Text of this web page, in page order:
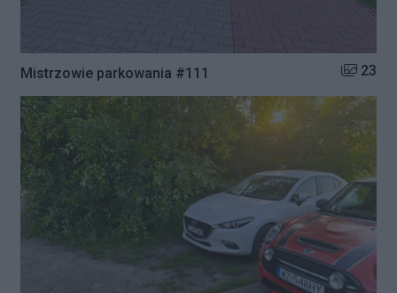
Mistrzowie parkowania #111 Liczba
23